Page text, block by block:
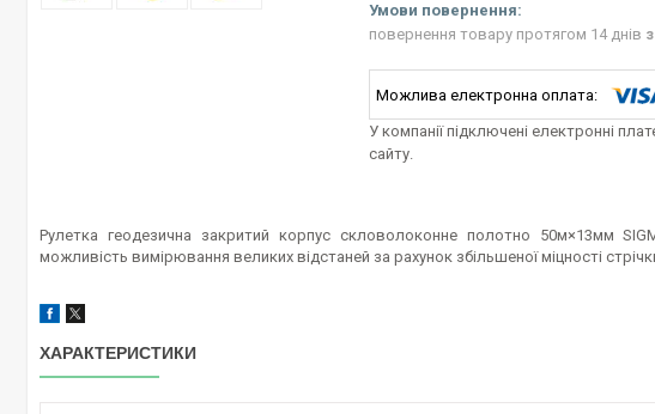
повернення товару протягом 14 днів
У компанії підключені електронні
сайту.
Рулетка геодезична закритий корпус скловолоконне полотно 50м×13мм
можливість вимірювання великих відстаней за рахунок збільшеної міцності
ХАРАКТЕРИСТИКИ